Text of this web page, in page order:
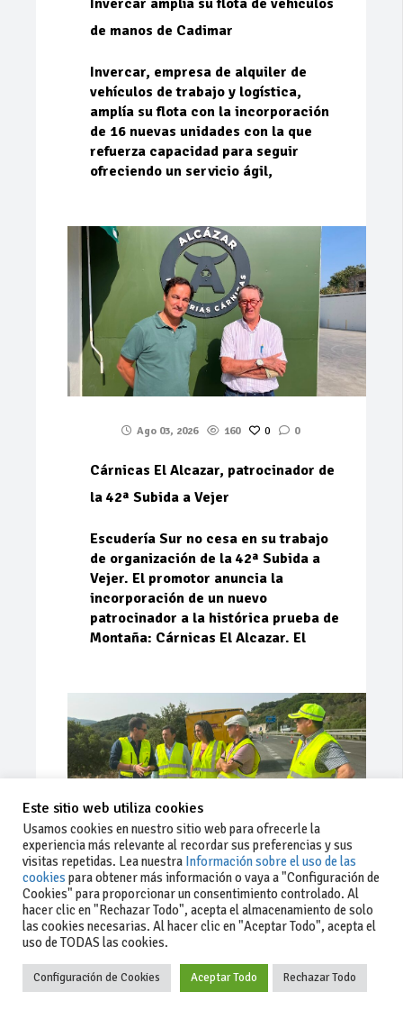
Invercar amplía su flota de vehículos
de manos de Cadimar
Invercar, empresa de alquiler de
vehículos de trabajo y logística,
amplía su flota con la incorporación
de 16 nuevas unidades con la que
refuerza capacidad para seguir
ofreciendo un servicio ágil,
Ago 03, 2026 160 0 0
Cárnicas El Alcazar, patrocinador de
la 42ª Subida a Vejer
Escudería Sur no cesa en su trabajo
de organización de la 42ª Subida a
Vejer. El promotor anuncia la
incorporación de un nuevo
patrocinador a la histórica prueba de
Montaña: Cárnicas El Alcazar. El
Ago 03, 2026 81 0 0
La Junta implementa mejoras en la
A381 por Los Barrios
Este sitio web utiliza cookies
Usamos cookies en nuestro sitio web para ofrecerle la
experiencia más relevante al recordar sus preferencias y sus
visitas repetidas. Lea nuestra Información sobre el uso de las
cookies para obtener más información o vaya a "Configuración de
Cookies" para proporcionar un consentimiento controlado. Al
hacer clic en "Rechazar Todo", acepta el almacenamiento de solo
las cookies necesarias. Al hacer clic en "Aceptar Todo", acepta el
uso de TODAS las cookies.
Configuración de Cookies Aceptar Todo Rechazar Todo